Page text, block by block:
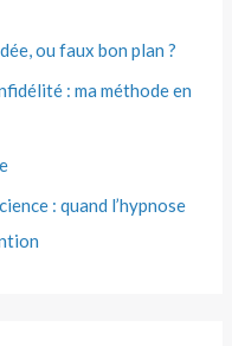
ou faux bon plan ?
: ma méthode en
: quand l’hypnose